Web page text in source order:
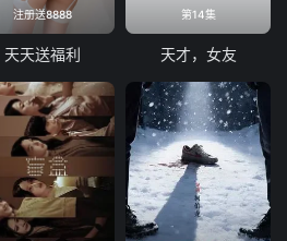
注册送8888
天天送福利
第14集
天才，女友